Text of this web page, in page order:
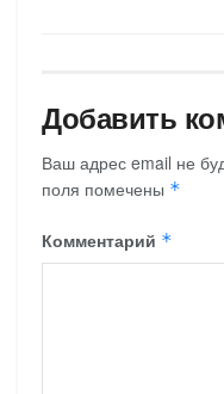
Добавить
Ваш адрес email не
поля помечены *
Комментарий *